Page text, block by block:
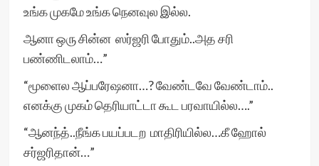
உங்க முகமே உங்க நெனவுல இல்ல.
ஆனா ஒரு சின்ன ஸர்ஜரி போதும்..அத சரி
பண்ணிடலாம்…”
“மூளைல ஆப்பரேஷனா…? வேண்டவே வேண்டாம்..
எனக்கு முகம் தெரியாட்டா கூட பரவாயில்ல….”
“ஆனந்த்..நீங்க பயப்படற மாதிரியில்ல…கீ ஹோல்
சர்ஜரிதான்…”